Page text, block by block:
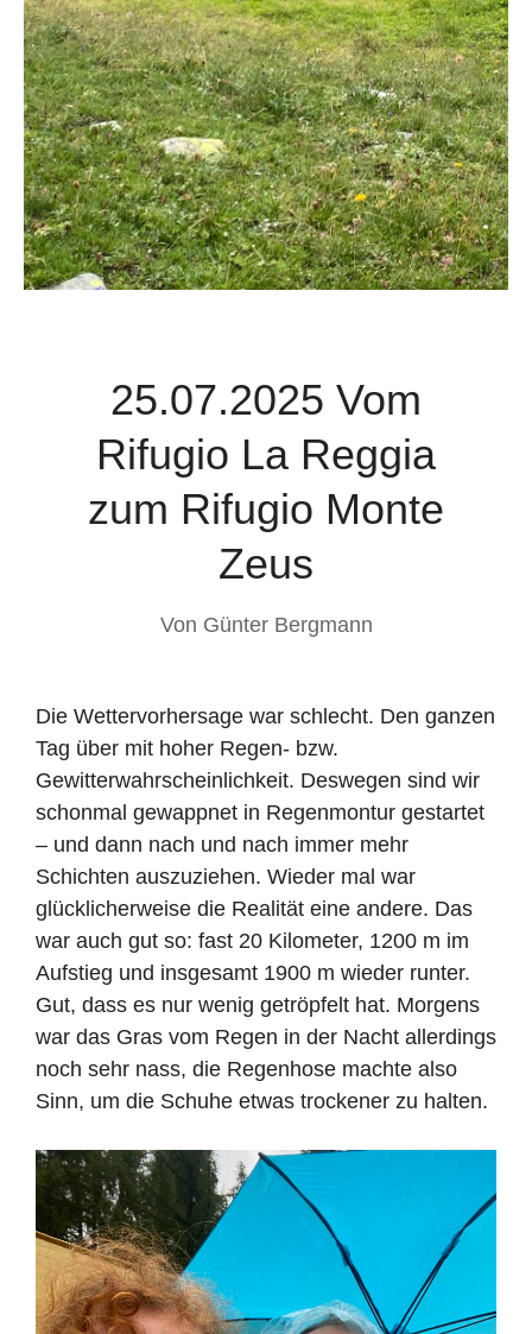
25.07.2025 Vom
Rifugio La Reggia
zum Rifugio Monte
Zeus
Von Günter Bergmann
Die Wettervorhersage war schlecht. Den ganzen
Tag über mit hoher Regen- bzw.
Gewitterwahrscheinlichkeit. Deswegen sind wir
schonmal gewappnet in Regenmontur gestartet
– und dann nach und nach immer mehr
Schichten auszuziehen. Wieder mal war
glücklicherweise die Realität eine andere. Das
war auch gut so: fast 20 Kilometer, 1200 m im
Aufstieg und insgesamt 1900 m wieder runter.
Gut, dass es nur wenig getröpfelt hat. Morgens
war das Gras vom Regen in der Nacht allerdings
noch sehr nass, die Regenhose machte also
Sinn, um die Schuhe etwas trockener zu halten.